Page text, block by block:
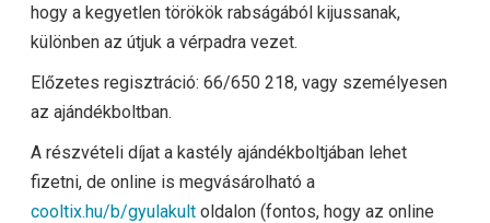
hogy a kegyetlen törökök rabságából kijussanak,
különben az útjuk a vérpadra vezet.
Előzetes regisztráció: 66/650 218, vagy személyesen
az ajándékboltban.
A részvételi díjat a kastély ajándékboltjában lehet
fizetni, de online is megvásárolható a
cooltix.hu/b/gyulakult oldalon (fontos, hogy az online